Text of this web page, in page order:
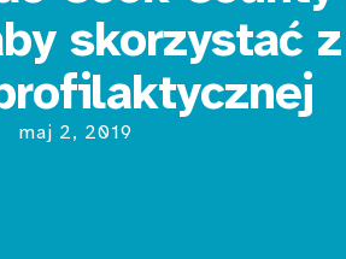
skorzystać z
maj 2, 2019